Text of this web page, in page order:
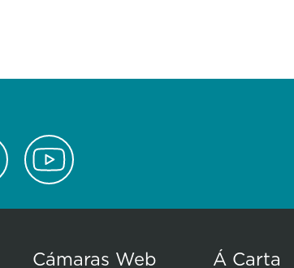
Cámaras Web Á Carta